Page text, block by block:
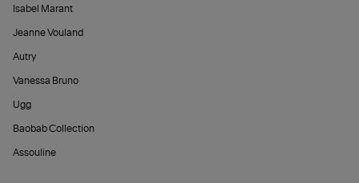
Isabel Marant
Jeanne Vouland
Autry
Vanessa Bruno
Ugg
Baobab Collection
Assouline